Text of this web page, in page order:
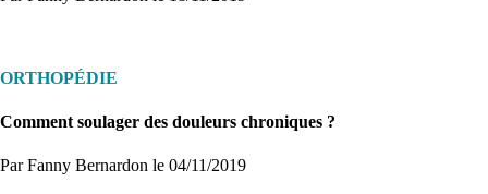
ORTHOPÉDIE
Comment soulager des douleurs chroniques ?
Par Fanny Bernardon le 04/11/2019